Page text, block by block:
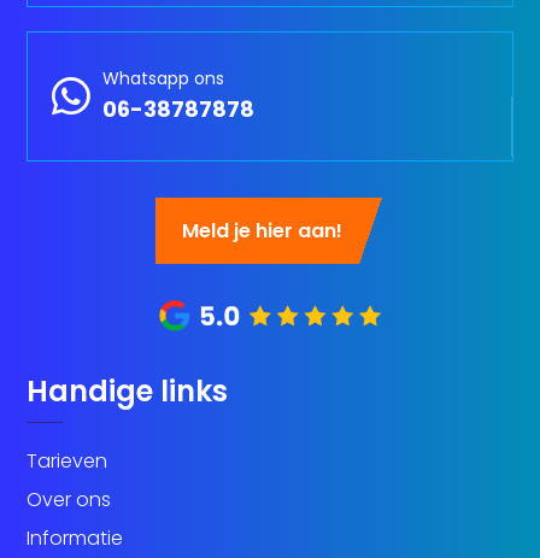
 Whatsapp ons
06-38787878
Meld je hier aan!
Handige links
Tarieven
Over ons
Informatie